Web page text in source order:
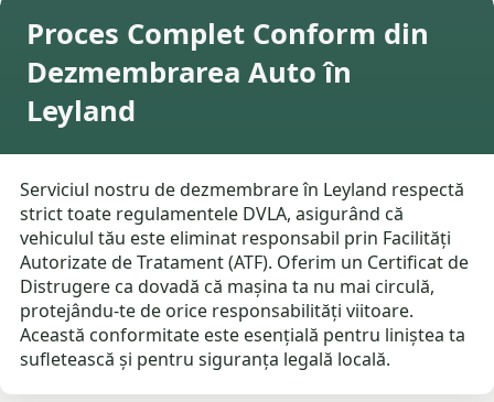
Proces Complet Conform din
Dezmembrarea Auto în
Leyland
Serviciul nostru de dezmembrare în Leyland respectă
strict toate regulamentele DVLA, asigurând că
vehiculul tău este eliminat responsabil prin Facilități
Autorizate de Tratament (ATF). Oferim un Certificat de
Distrugere ca dovadă că mașina ta nu mai circulă,
protejându-te de orice responsabilități viitoare.
Această conformitate este esențială pentru liniștea ta
sufletească și pentru siguranța legală locală.